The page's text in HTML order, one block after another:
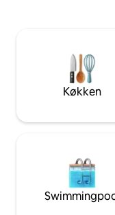
Få minutter fra I-30,
spisesteder og
med Dallas, Rowlett
nærheden.Køkken